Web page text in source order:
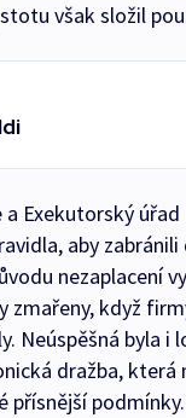
však složil
a Exekutorský úřad
aby zabránili
nezaplacení
zmařeny, když
Neúspěšná byla i
dražba,
přísnější